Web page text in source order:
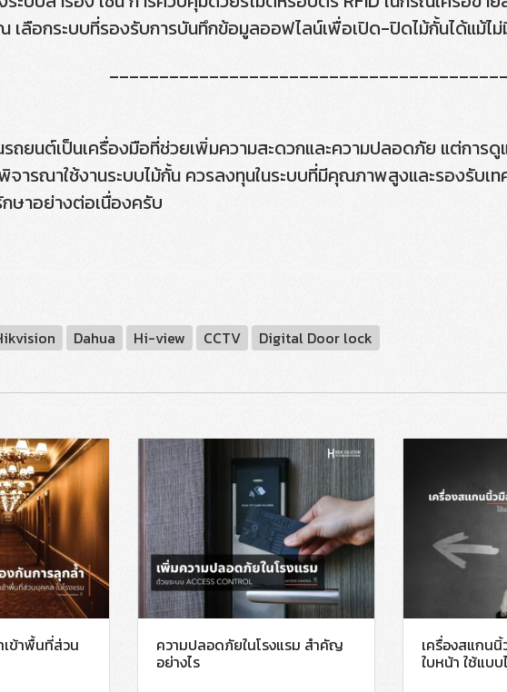
อกระบบที่รองรับการบันทึกข้อมูลออฟไลน์เพื่อเปิด-ปิดไม้กั้นได้แม้ไม่
รถยนต์เป็นเครื่องมือที่ช่วยเพิ่มความสะดวกและความปลอดภัย แต่การ
ารณาใช้งานระบบไม้กั้น ควรลงทุนในระบบที่มีคุณภาพสูงและรองรับเ
ษาอย่างต่อเนื่องครับ
Dahua Hi-view CCTV Digital Door lock
ข้าพื้นที่ส่วน ความปลอดภัยในโรงแรม สำคัญ
อย่างไร
เครื่องสแกน
ใบหน้า ใช้แบ